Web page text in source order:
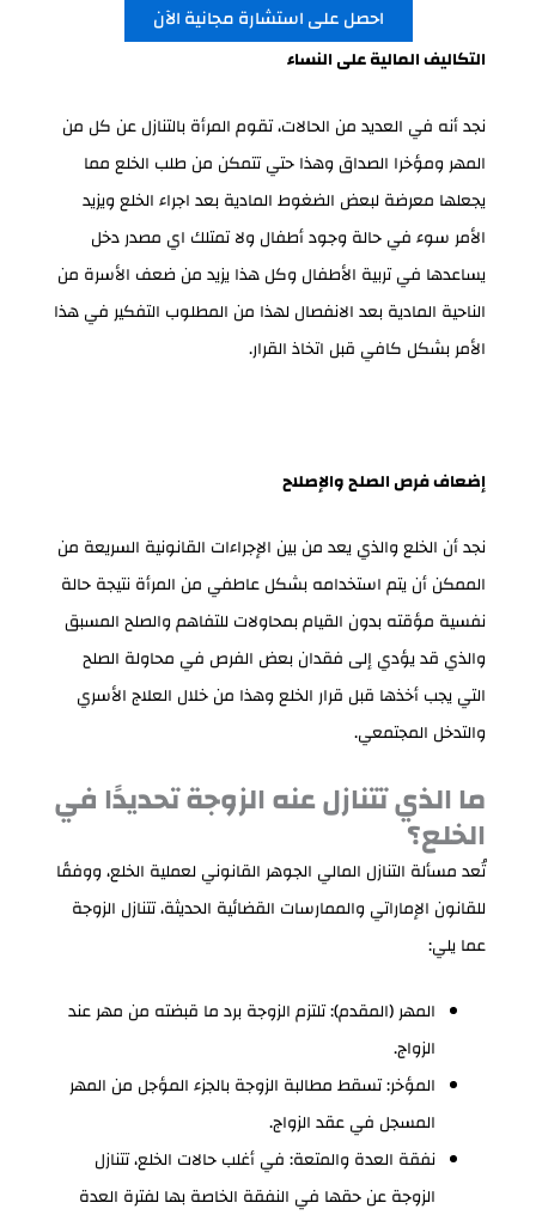
احصل على استشارة مجانية الآن
التكاليف المالية على النساء
نجد أنه في العديد من الحالات، تقوم المرأة بالتنازل عن كل من
المهر ومؤخرا الصداق وهذا حتي تتمكن من طلب الخلع مما
يجعلها معرضة لبعض الضغوط المادية بعد اجراء الخلع ويزيد
الأمر سوء في حالة وجود أطفال ولا تمتلك اي مصدر دخل
يساعدها في تربية الأطفال وكل هذا يزيد من ضعف الأسرة من
الناحية المادية بعد الانفصال لهذا من المطلوب التفكير في هذا
الأمر بشكل كافي قبل اتخاذ القرار.
إضعاف فرص الصلح والإصلاح
نجد أن الخلع والذي يعد من بين الإجراءات القانونية السريعة من
الممكن أن يتم استخدامه بشكل عاطفي من المرأة نتيجة حالة
نفسية مؤقته بدون القيام بمحاولات للتفاهم والصلح المسبق
والذي قد يؤدي إلى فقدان بعض الفرص في محاولة الصلح
التي يجب أخذها قبل قرار الخلع وهذا من خلال العلاج الأسري
والتدخل المجتمعي.
ما الذي تتنازل عنه الزوجة تحديدًا في
الخلع؟
تُعد مسألة التنازل المالي الجوهر القانوني لعملية الخلع، ووفقًا
للقانون الإماراتي والممارسات القضائية الحديثة، تتنازل الزوجة
عما يلي:
المهر (المقدم): تلتزم الزوجة برد ما قبضته من مهر عند
الزواج.
المؤخر: تسقط مطالبة الزوجة بالجزء المؤجل من المهر
المسجل في عقد الزواج.
نفقة العدة والمتعة: في أغلب حالات الخلع، تتنازل
الزوجة عن حقها في النفقة الخاصة بها لفترة العدة